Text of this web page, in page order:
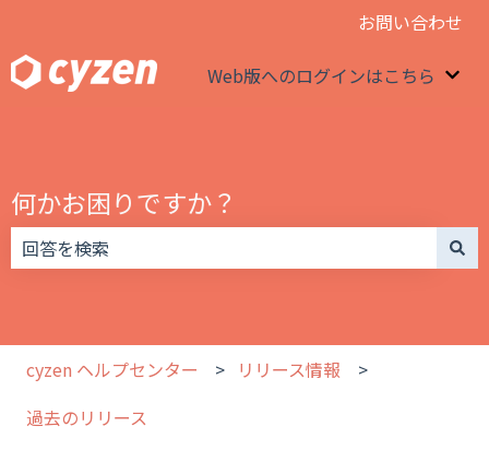
お問い合わせ
Web版へのログインはこちら
何かお困りですか？
cyzen ヘルプセンター
リリース情報
過去のリリース